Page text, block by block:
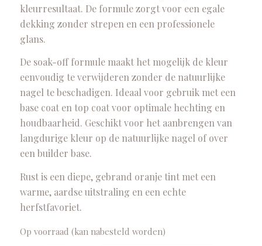
kleurresultaat. De formule zorgt voor een egale
dekking zonder strepen en een professionele
glans.
De soak-off formule maakt het mogelijk de kleur
eenvoudig te verwijderen zonder de natuurlijke
nagel te beschadigen. Ideaal voor gebruik met een
base coat en top coat voor optimale hechting en
houdbaarheid. Geschikt voor het aanbrengen van
langdurige kleur op de natuurlijke nagel of over
een builder base.
Rust is een diepe, gebrand oranje tint met een
warme, aardse uitstraling en een echte
herfstfavoriet.
Op voorraad (kan nabesteld worden)